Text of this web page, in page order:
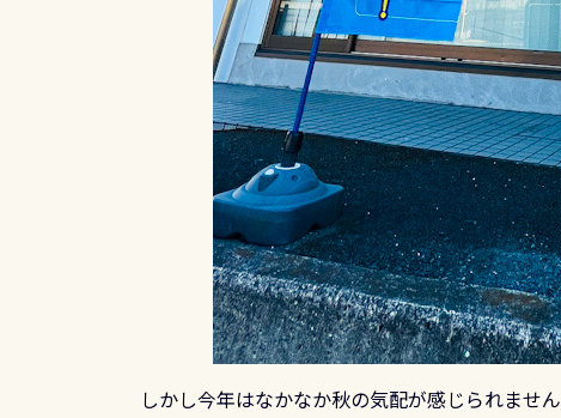
しかし今年はなかなか秋の気配が感じられません